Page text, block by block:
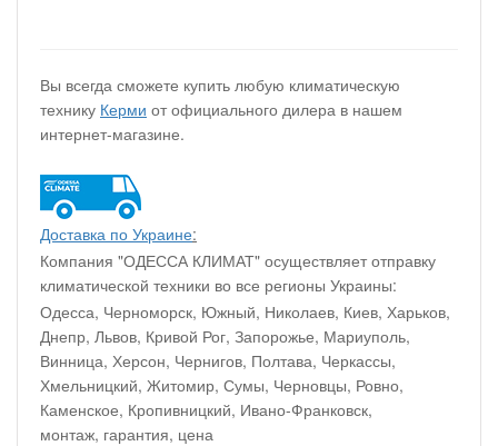
Вы всегда сможете купить любую климатическую
технику Керми от официального дилера в нашем
интернет-магазине.
Доставка по Украине:
Компания "ОДЕССА КЛИМАТ" осуществляет отправку
климатической техники во все регионы Украины:
Одесса, Черноморск, Южный, Николаев, Киев, Харьков,
Днепр, Львов, Кривой Рог, Запорожье, Мариуполь,
Винница, Херсон, Чернигов, Полтава, Черкассы,
Хмельницкий, Житомир, Сумы, Черновцы, Ровно,
Каменское, Кропивницкий, Ивано-Франковск,
монтаж, гарантия, цена